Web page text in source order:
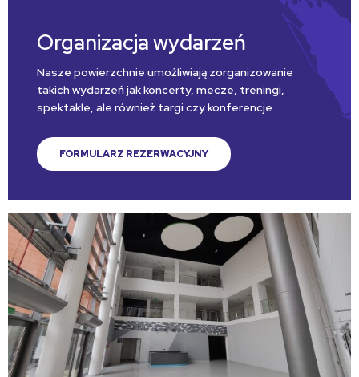
Organizacja wydarzeń
Nasze powierzchnie umożliwiają zorganizowanie
takich wydarzeń jak koncerty, mecze, treningi,
spektakle, ale również targi czy konferencje.
FORMULARZ REZERWACYJNY